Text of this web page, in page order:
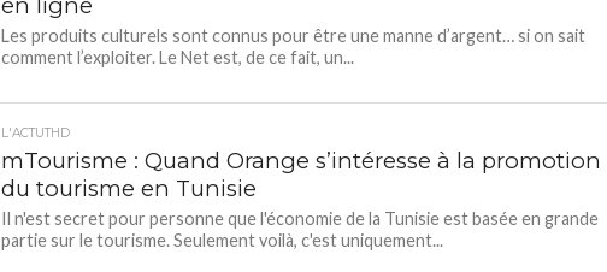
en ligne
Les produits culturels sont connus pour être une manne d’argent… si on sait
comment l’exploiter. Le Net est, de ce fait, un...
L'ACTUTHD
mTourisme : Quand Orange s’intéresse à la promotion
du tourisme en Tunisie
Il n'est secret pour personne que l'économie de la Tunisie est basée en grande
partie sur le tourisme. Seulement voilà, c'est uniquement...